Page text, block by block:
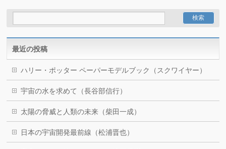
最近の投稿
ハリー・ポッター ペーパーモデルブック（スクワイヤー）
宇宙の水を求めて（長谷部信行）
太陽の脅威と人類の未来（柴田一成）
日本の宇宙開発最前線（松浦晋也）